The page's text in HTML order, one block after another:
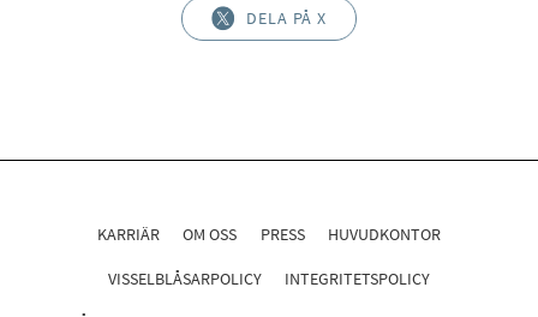
DELA PÅ X
KARRIÄR OM OSS PRESS HUVUDKONTOR
VISSELBLÅSARPOLICY INTEGRITETSPOLICY